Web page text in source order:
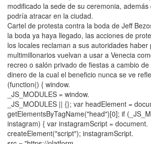
modificado la sede de su ceremonia,
podría atracar en la ciudad.
Cartel de protesta contra la boda de Jeff
la boda ya haya llegado, las acciones de
los locales reclaman a sus autoridades
multimillonarios vuelvan a usar a Venecia
recreo o salón privado de fiestas a cambio
dinero de la cual el beneficio nunca se ve
(function() { window.
_JS_MODULES = window.
_JS_MODULES || {}; var headElement =
getElementsByTagName("head")[0]; if
instagram) { var instagramScript = document.
createElement("script"); instagramScript.